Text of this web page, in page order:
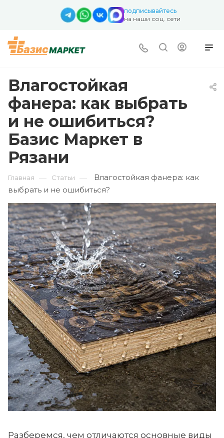
подписывайтесь
на наши соц. сети
Влагостойкая
фанера: как выбрать
и не ошибиться?
Базис Маркет в
Рязани
Главная — Статьи —
Влагостойкая фанера: как
выбрать и не ошибиться?
Разберемся, чем отличаются основные виды